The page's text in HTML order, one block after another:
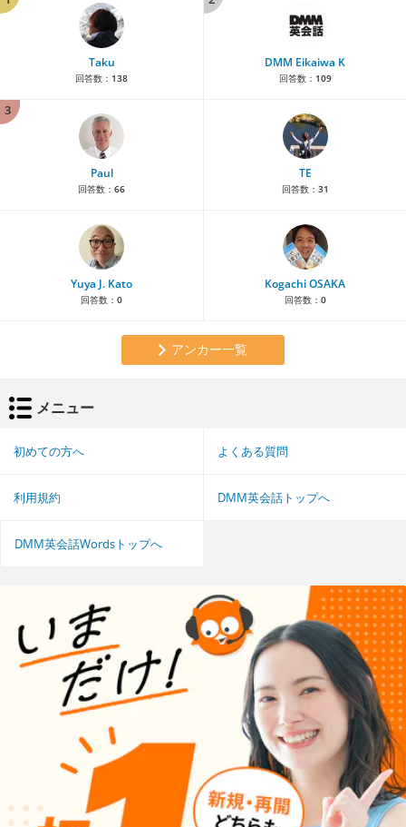
Taku
回答数： 138
DMM Eikaiwa K
回答数： 109
3
Paul
回答数： 66
TE
回答数： 31
Yuya J. Kato
回答数： 0
Kogachi OSAKA
回答数： 0
アンカー一覧
メニュー
初めての方へ よくある質問
利用規約 DMM英会話トップへ
DMM英会話Wordsトップへ